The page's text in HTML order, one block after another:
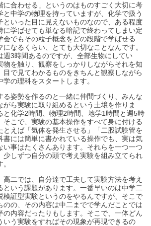
合わせる」というのはものすごく大切に考
と中学の物理を持っていますが、化学で扱う
といった目に見えないものなので、ある程度
に学ばせても単なる暗記で終わってしまい定
会でもその粒子概念をどの段階で学ばせる
なるくらい、とても大切なことなんです。
週3時間あるのですが、全部生物にしてい
物を触り、観察をしっかりしながらそれを知
目で見てわかるものをきちんと観察しながら
の理科をスタートします。
る姿勢を作るのと一緒に仲間づくり、みんな
がら実験に取り組めるという土壌を作りま
と化学2時間、物理2時間、地学1時間と週5時
そこで、実験の基本操作をすべて身に付ける
とえば「気体を発生させる」「二股試験管を
書には簡単に書かれている操作でも、実は気
い事はたくさんあります。それらを一つ一つ
少しずつ自分の頭で考え実験を組み立てられ
高二では、自分達で工夫して実験方法を考え
という課題があります。一番早いのは中学二
検証型実験というのをやるんですが、そこで
のの、その内容は中二までで学んだことでは
の内容だったりもします。そこで、一体どん
いう実験をすればその現象が再現できるの